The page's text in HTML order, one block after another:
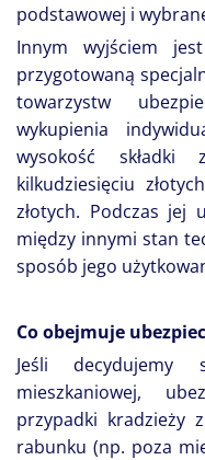
podstawowej i
Innym wyjściem
przygotowaną
towarzystw
wykupienia
wysokość
kilkudziesięciu
złotych. Podczas jej
między innymi stan
sposób jego
Co obejmuje
Jeśli
mieszkaniowej,
przypadki kradzieży
rabunku (np. poza